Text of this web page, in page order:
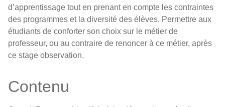
d’apprentissage tout en prenant en compte les contraintes
des programmes et la diversité des élèves. Permettre aux
étudiants de conforter son choix sur le métier de
professeur, ou au contraire de renoncer à ce métier, après
ce stage observation.
Contenu